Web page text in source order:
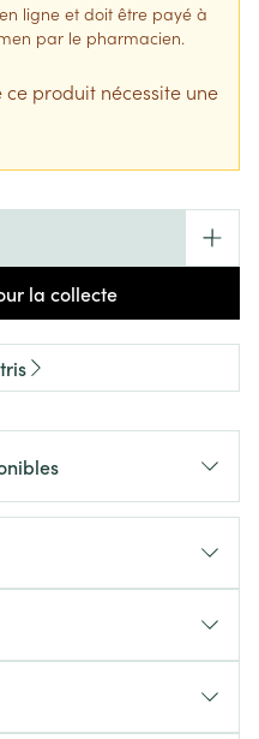
ligne et doit être payé à
par le pharmacien.
ce produit nécessite une
la collecte